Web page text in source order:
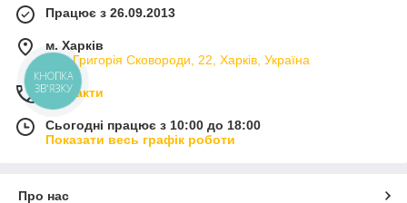
Працює з 26.09.2013
м. Харків
вул. Григорія Сковороди, 22, Харків, Україна
Контакти
Сьогодні працює з 10:00 до 18:00
Показати весь графік роботи
Про нас
КНОПКА
ЗВ'ЯЗКУ